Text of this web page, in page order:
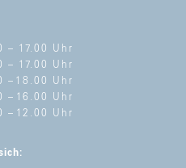
–
17.00 Uhr
–
17.00 Uhr
– 18.00 Uhr
– 16.00 Uhr
– 12.00 Uhr